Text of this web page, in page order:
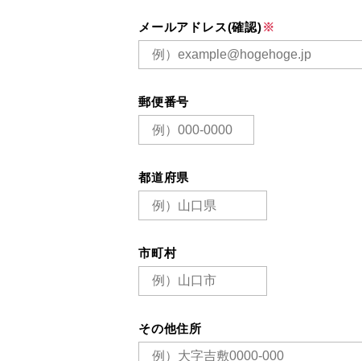
メールアドレス(確認)※
郵便番号
都道府県
市町村
その他住所